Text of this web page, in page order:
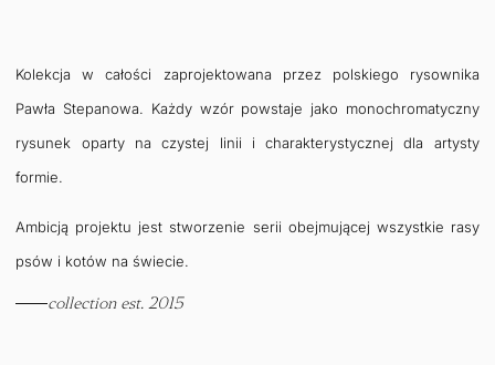
Kolekcja w całości zaprojektowana przez polskiego rysownika
Pawła Stepanowa. Każdy wzór powstaje jako monochromatyczny
rysunek oparty na czystej linii i charakterystycznej dla artysty
formie.
Ambicją projektu jest stworzenie serii obejmującej wszystkie rasy
psów i kotów na świecie.
collection est. 2015